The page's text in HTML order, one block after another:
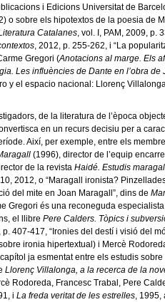
i Edicions Universitat de
o sobre els hipotextos de la poesia de
Catalanes , vol. I, PAM, 2009, p.
, 2012, p. 255-262, i “La
Gregori (Anotacions al marge. Els
Les influències de Dante en l’obra de
y el espacio nacional: Llorenç
de la literatura de l’època
en un recurs decisiu per a
Així, per exemple, entre els
(1996), director de l’equip
de la revista Haidé. Estudis
2012, o “Maragall ironista?
del mite en Joan Maragall”, dins de
Gregori és una reconeguda
el llibre Pere Calders. Tòpics i
p. 407-417, “Ironies del destí i visió del
ironia hipertextual) i Mercè
ja esmentat entre els estudis
Llorenç Villalonga, a la recerca de la
Rodoreda, Francesc Trabal, Pere
i La freda veritat de les estrelles, 1995,